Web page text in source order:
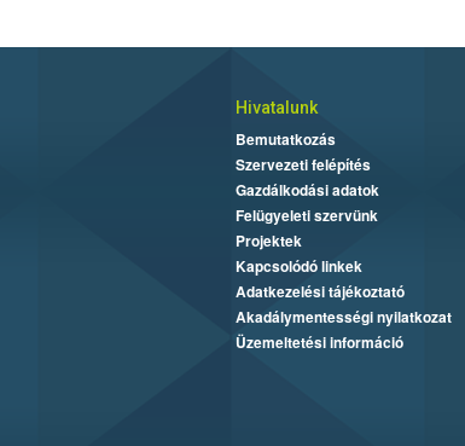
Hivatalunk
Bemutatkozás
Szervezeti felépítés
Gazdálkodási adatok
Felügyeleti szervünk
Projektek
Kapcsolódó linkek
Adatkezelési tájékoztató
Akadálymentességi nyilatkozat
Üzemeltetési információ